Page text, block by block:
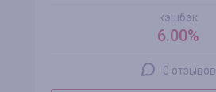
кэшбэк
6.00%
0 отзывов